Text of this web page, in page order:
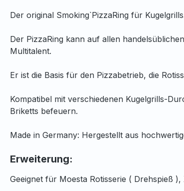
Der original Smoking`PizzaRing für
Der PizzaRing kann auf allen
Multitalent.
Er ist die Basis für den Pizzabetrieb, die
Kompatibel mit verschiedenen Kugelgrills-
Briketts befeuern.
Made in Germany: Hergestellt aus
Erweiterung:
Geeignet für Moesta Rotisserie ( Drehspieß